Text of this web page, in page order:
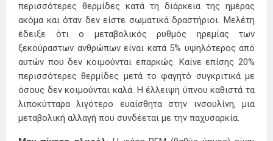
περισσότερες θερμίδες κατά τη διάρκεια της ημέρας
ακόμα και όταν δεν είστε σωματικά δραστήριοι. Μελέτη
έδειξε ότι ο μεταβολικός ρυθμός ηρεμίας των
ξεκούραστων ανθρώπων είναι κατά 5% υψηλότερος από
αυτών που δεν κοιμούνται επαρκώς. Καίνε επίσης 20%
περισσότερες θερμίδες μετά το φαγητό συγκριτικά με
όσους δεν κοιμούνται καλά. Η έλλειψη ύπνου καθιστά τα
λιποκύτταρα λιγότερο ευαίσθητα στην ινσουλίνη, μια
μεταβολική αλλαγή που συνδέεται με την παχυσαρκία.